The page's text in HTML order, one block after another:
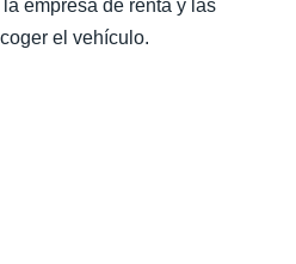
empresa de renta y las
el vehículo.